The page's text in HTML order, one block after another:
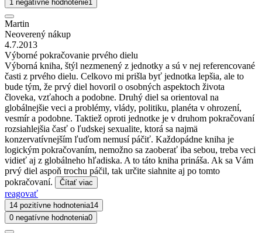
1 negatívne hodnotenie1
Martin
Neoverený nákup
4.7.2013
Výborné pokračovanie prvého dielu
Výborná kniha, štýl nezmenený z jednotky a sú v nej referencované
časti z prvého dielu. Celkovo mi prišla byť jednotka lepšia, ale to
bude tým, že prvý diel hovoril o osobných aspektoch života
človeka, vzťahoch a podobne. Druhý diel sa orientoval na
globálnejšie veci a problémy, vlády, politiku, planéta v ohrození,
vesmír a podobne. Taktiež oproti jednotke je v druhom pokračovaní
rozsiahlejšia časť o ľudskej sexualite, ktorá sa najmä
konzervatívnejším ľuďom nemusí páčiť. Každopádne kniha je
logickým pokračovaním, nemožno sa zaoberať iba sebou, treba veci
vidieť aj z globálneho hľadiska. A to táto kniha prináša. Ak sa Vám
prvý diel aspoň trochu páčil, tak určite siahnite aj po tomto
pokračovaní.
Čítať viac
reagovať
14 pozitívne hodnotenia14
0 negatívne hodnotenia0